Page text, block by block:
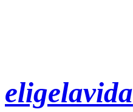
eligelavida